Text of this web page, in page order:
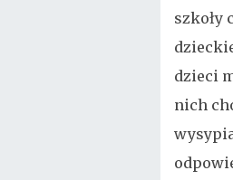
szkoły
dzieci
nich